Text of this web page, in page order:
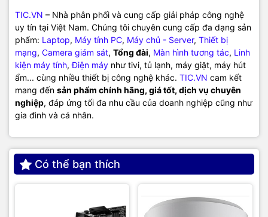
TIC.VN – Nhà phân phối và cung cấp giải pháp công nghệ
uy tín tại Việt Nam. Chúng tôi chuyên cung cấp đa dạng sản
phẩm: Laptop, Máy tính PC, Máy chủ - Server, Thiết bị
mạng, Camera giám sát, Tổng đài, Màn hình tương tác, Linh
kiện máy tính,Điện máy như tivi, tủ lạnh, máy giặt, máy hút
ẩm... cùng nhiều thiết bị công nghệ khác. TIC.VN cam kết
mang đến sản phẩm chính hãng, giá tốt, dịch vụ chuyên
nghiệp, đáp ứng tối đa nhu cầu của doanh nghiệp cũng như
gia đình và cá nhân.
Có thể bạn thích